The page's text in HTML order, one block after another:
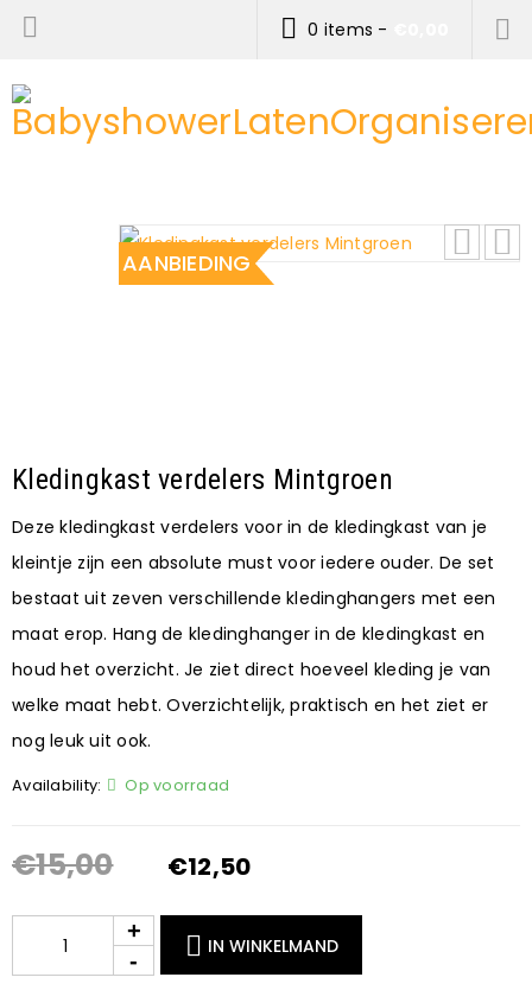
0 items -
AANBIEDING
Kledingkast verdelers Mintgroen
Deze kledingkast verdelers voor in de kledingkast van je
kleintje zijn een absolute must voor iedere ouder. De set
bestaat uit zeven verschillende kledinghangers met een
maat erop. Hang de kledinghanger in de kledingkast en
houd het overzicht. Je ziet direct hoeveel kleding je van
welke maat hebt. Overzichtelijk, praktisch en het ziet er
nog leuk uit ook.
Availability: Op voorraad
€15,00 €12,50
IN WINKELMAND